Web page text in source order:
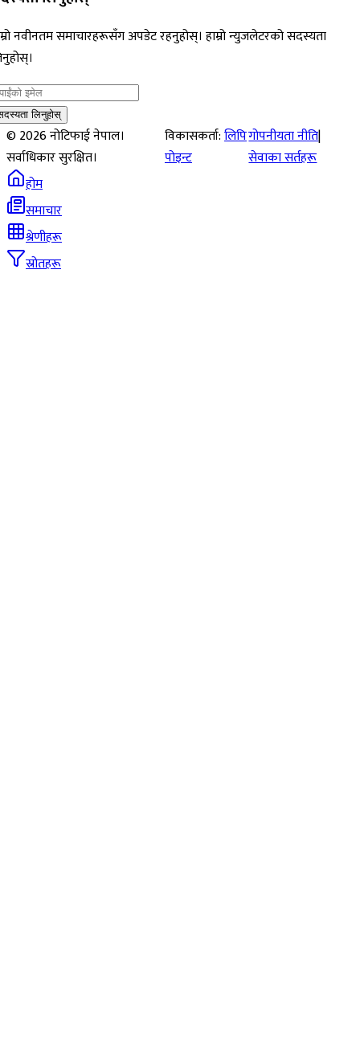
नवीनतम समाचारहरूसँग अपडेट रहनुहोस्। हाम्रो न्युजलेटरको सदस्यता
लिनुहोस्
©2026नोटिफाई नेपाल।
सर्वाधिकार सुरक्षित।
विकासकर्ता:लिपि
पोइन्ट
गोपनीयता नीति|
सेवाका सर्तहरू
होम
समाचार
श्रेणीहरू
स्रोतहरू